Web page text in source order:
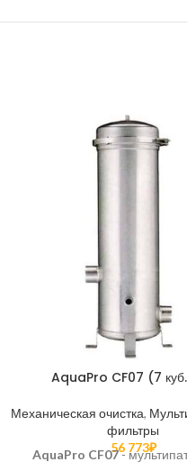
AquaPro CF07 (7
Механическая очистка,
фильтры
56 773₽
AquaPro CF07-